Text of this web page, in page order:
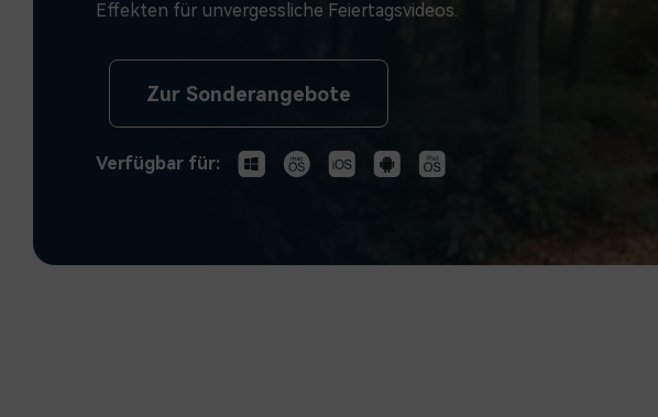
Monetarisieren Sie
An Freunde
Effekten für unvergessliche Feiertagsvideos.
Zur Sonderangebote
Verfügbar für: